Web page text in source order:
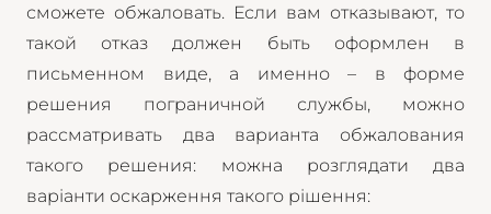
сможете обжаловать. Если вам отказывают, то
такой отказ должен быть оформлен в
письменном виде, а именно – в форме
решения пограничной службы, можно
рассматривать два варианта обжалования
такого решения: можна розглядати два
варіанти оскарження такого рішення: